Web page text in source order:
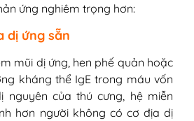
ứng nghiêm trọng hơn:
dị ứng sẵn
mũi dị ứng, hen phế quản hoặc
kháng thể IgE trong máu vốn
nguyên của thú cưng, hệ miễn
hơn người không có cơ địa dị